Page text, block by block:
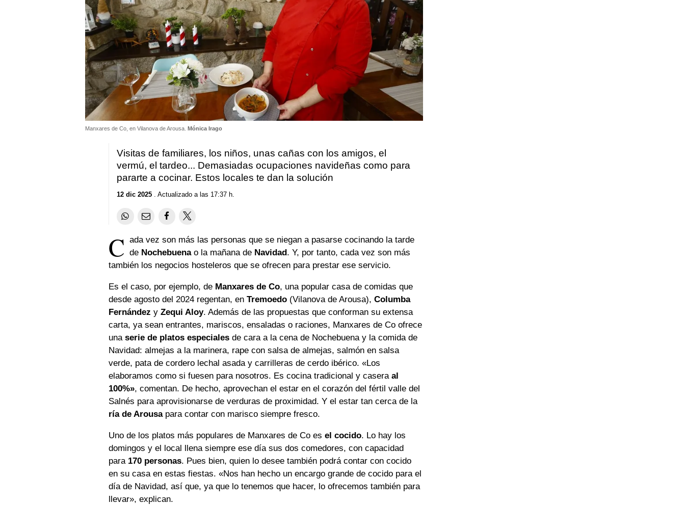
Manxares de Co, en Vilanova de Arousa. Mónica Irago
Visitas de familiares, los niños, unas cañas con los amigos, el
vermú, el tardeo... Demasiadas ocupaciones navideñas como para
pararte a cocinar. Estos locales te dan la solución
12 dic 2025 . Actualizado a las 17:37 h.
C
ada vez son más las personas que se niegan a pasarse cocinando la tarde
de Nochebuenao la mañana de Navidad . Y, por tanto, cada vez son más
también los negocios hosteleros que se ofrecen para prestar ese servicio.
Es el caso, por ejemplo, de Manxares de Co, una popular casa de comidas que
desde agosto del 2024 regentan, enTremoedo (Vilanova de Arousa),Columba
Fernández yZequi Aloy. Además de las propuestas que conforman su extensa
carta, ya sean entrantes, mariscos, ensaladas o raciones, Manxares de Co ofrece
unaserie de platos especiales de cara a la cena de Nochebuena y la comida de
Navidad: almejas a la marinera, rape con salsa de almejas, salmón en salsa
verde, pata de cordero lechal asada y carrilleras de cerdo ibérico. «Los
elaboramos como si fuesen para nosotros. Es cocina tradicional y caseraal
100%», comentan. De hecho, aprovechan el estar en el corazón del fértil valle del
Salnés para aprovisionarse de verduras de proximidad. Y el estar tan cerca de la
ría de Arousapara contar con marisco siempre fresco.
Uno de los platos más populares de Manxares de Co esel cocido. Lo hay los
domingos y el local llena siempre ese día sus dos comedores, con capacidad
para 170 personas. Pues bien, quien lo desee también podrá contar con cocido
en su casa en estas fiestas. «Nos han hecho un encargo grande de cocido para el
día de Navidad, así que, ya que lo tenemos que hacer, lo ofrecemos también para
llevar», explican.